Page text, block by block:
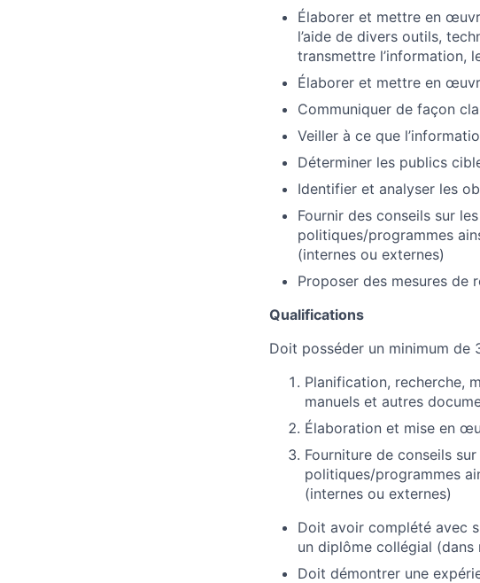
Élaborer et mettre en
l’aide de divers outils,
transmettre l’information,
Élaborer et mettre en
Communiquer de façon
Veiller à ce que
Déterminer les publics
Identifier et analyser les
Fournir des conseils sur
politiques/programmes
(internes ou externes)
Proposer des mesures de
Qualifications
Doit posséder un minimum de
Planification, recherche,
manuels et autres
Élaboration et mise en
Fourniture de conseils
politiques/programmes
(internes ou externes)
Doit avoir complété avec
un diplôme collégial (dans
Doit démontrer une